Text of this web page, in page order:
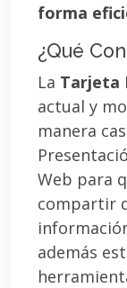
forma
¿Qué
La Tarjeta
actual y
manera
Web para
compartir
además